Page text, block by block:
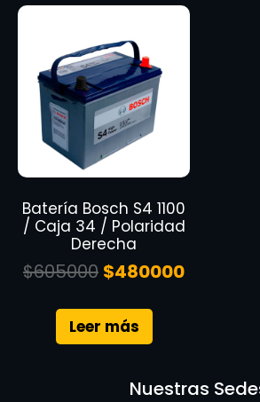
Batería Bosch S4 1100
/ Caja 34 / Polaridad
Derecha
$605000 $480000
Leer más
Nuestras